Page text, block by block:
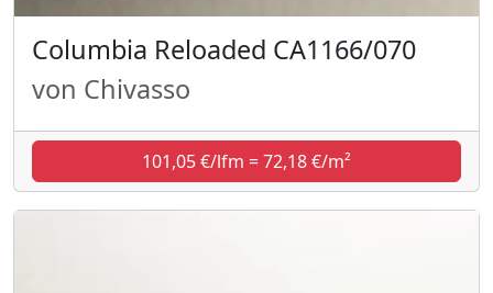
Columbia Reloaded CA1166/070
von Chivasso
101,05 €/lfm = 72,18 €/m²